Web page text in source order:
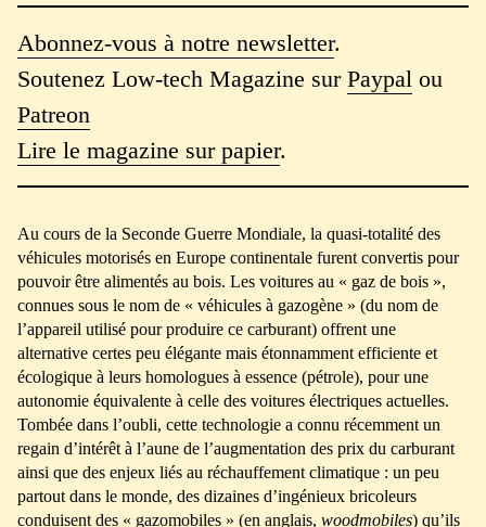
Abonnez-vous à notre newsletter.
Soutenez Low-tech Magazine sur Paypal ou
Patreon
Lire le magazine sur papier.
Au cours de la Seconde Guerre Mondiale, la quasi-totalité des
véhicules motorisés en Europe continentale furent convertis pour
pouvoir être alimentés au bois. Les voitures au « gaz de bois »,
connues sous le nom de « véhicules à gazogène » (du nom de
l’appareil utilisé pour produire ce carburant) offrent une
alternative certes peu élégante mais étonnamment efficiente et
écologique à leurs homologues à essence (pétrole), pour une
autonomie équivalente à celle des voitures électriques actuelles.
Tombée dans l’oubli, cette technologie a connu récemment un
regain d’intérêt à l’aune de l’augmentation des prix du carburant
ainsi que des enjeux liés au réchauffement climatique : un peu
partout dans le monde, des dizaines d’ingénieux bricoleurs
conduisent des « gazomobiles » (en anglais, woodmobiles) qu’ils